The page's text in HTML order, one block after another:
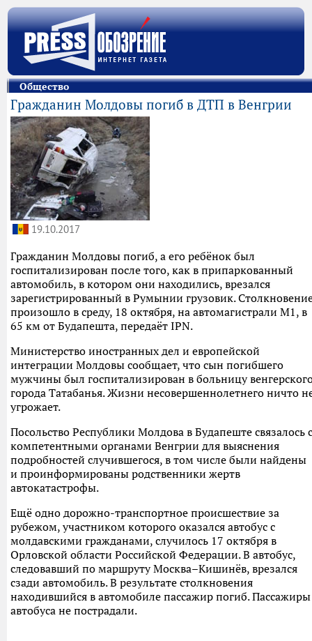
Общество
Гражданин Молдовы погиб в ДТП в Венгрии
19.10.2017
Гражданин Молдовы погиб, а его ребёнок был
госпитализирован после того, как в припаркованный
автомобиль, в котором они находились, врезался
зарегистрированный в Румынии грузовик.
произошло в среду, 18 октября, на автомагистрали М1, в
65 км от Будапешта, передаёт IPN.
Министерство иностранных дел и европейской
интеграции Молдовы сообщает, что сын погибшего
мужчины был госпитализирован в больницу
города Татабанья. Жизни несовершеннолетнего ничто
угрожает.
Посольство Республики Молдова в Будапеште связалось с
компетентными органами Венгрии для выяснения
подробностей случившегося, в том числе были найдены
и проинформированы родственники жертв
автокатастрофы.
Ещё одно дорожно-транспортное происшествие за
рубежом, участником которого оказался автобус с
молдавскими гражданами, случилось 17 октября в
Орловской области Российской Федерации. В автобус,
следовавший по маршруту Москва–Кишинёв, врезался
сзади автомобиль. В результате столкновения
находившийся в автомобиле пассажир погиб. Пассажиры
автобуса не пострадали.